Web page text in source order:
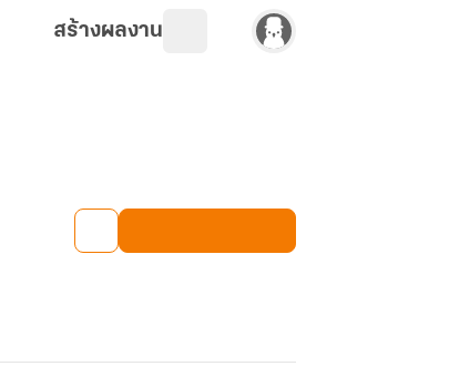
สร้างผลงาน